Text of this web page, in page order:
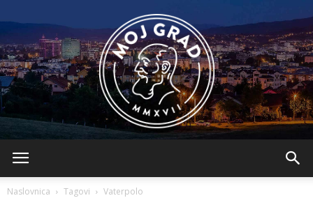
Naslovnica Tagovi Vaterpolo